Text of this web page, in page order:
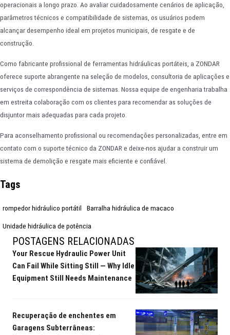
operacionais a longo prazo. Ao avaliar cuidadosamente cenários de aplicação,
parâmetros técnicos e compatibilidade de sistemas, os usuários podem
alcançar desempenho ideal em projetos municipais, de resgate e de
construção.
Como fabricante profissional de ferramentas hidráulicas portáteis, a ZONDAR
oferece suporte abrangente na seleção de modelos, consultoria de aplicações e
serviços de correspondência de sistemas. Nossa equipe de engenharia trabalha
em estreita colaboração com os clientes para recomendar as soluções de
disjuntor mais adequadas para cada projeto.
Para aconselhamento profissional ou recomendações personalizadas, entre em
contato com o suporte técnico da ZONDAR e deixe-nos ajudar a construir um
sistema de demolição e resgate mais eficiente e confiável.
Tags
rompedor hidráulico portátil Barralha hidráulica de macaco
Unidade hidráulica de potência
POSTAGENS RELACIONADAS
Your Rescue Hydraulic Power Unit
Can Fail While Sitting Still — Why Idle
Equipment Still Needs Maintenance
Recuperação de enchentes em
Garagens Subterrâneas: